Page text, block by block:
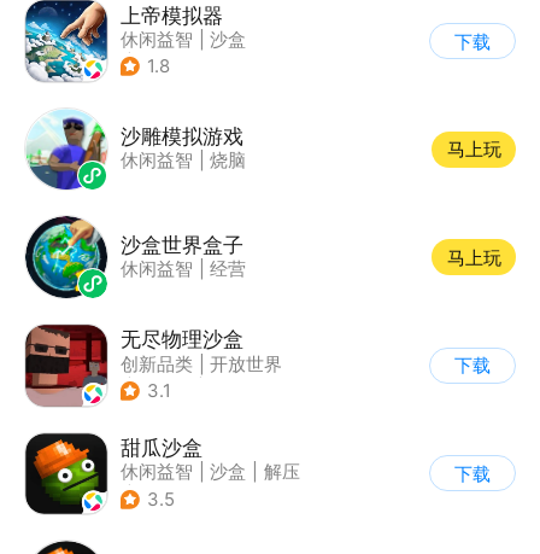
上帝模拟器
休闲益智
沙盒
| 建造模拟
1.8
下载
沙雕模拟游戏
休闲益智 烧脑
马上玩
沙盒世界盒子
休闲益智 经营
马上玩
无尽物理沙盒
创新品类
开放世界
| 像素风
3.1
下载
甜瓜沙盒
休闲益智 沙盒
解压
| 像素风
3.5
下载